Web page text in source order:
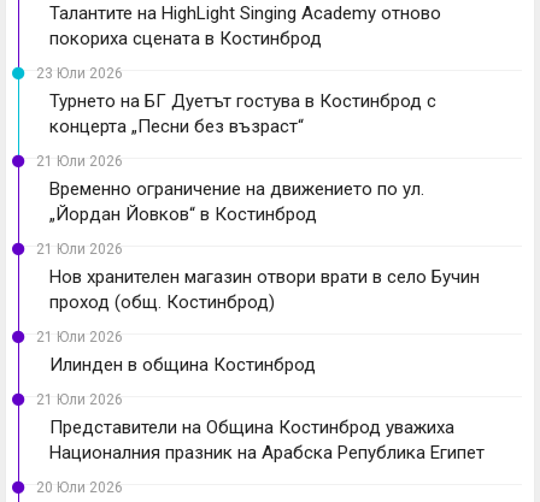
Талантите на HighLight Singing Academy отново
покориха сцената в Костинброд
23 Юли 2026
Турнето на БГ Дуетът гостува в Костинброд с
концерта „Песни без възраст“
21 Юли 2026
Временно ограничение на движението по ул.
„Йордан Йовков“ в Костинброд
21 Юли 2026
Нов хранителен магазин отвори врати в село Бучин
проход (общ. Костинброд)
21 Юли 2026
Илинден в община Костинброд
21 Юли 2026
Представители на Община Костинброд уважиха
Националния празник на Арабска Република Египет
20 Юли 2026